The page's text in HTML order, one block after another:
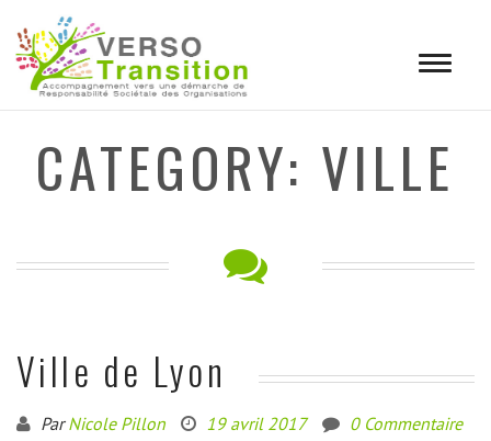
Toggle
CATEGORY: VILLE
Ville de Lyon
ParNicole Pillon 19 avril 2017 0 Commentaire